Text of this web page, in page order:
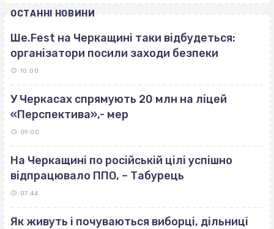
ОСТАННІ НОВИНИ
Ше.Fest на Черкащині таки відбудеться:
організатори посили заходи безпеки
10:00
У Черкасах спрямують 20 млн на ліцей
«Перспектива»,- мер
09:00
На Черкащині по російській цілі успішно
відпрацювало ППО, – Табурець
07:44
Як живуть і почуваються виборці, дільниці